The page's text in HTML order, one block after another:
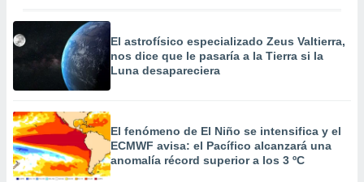
El astrofísico especializado Zeus Valtierra,
nos dice que le pasaría a la Tierra si la
Luna desapareciera
El fenómeno de El Niño se intensifica y el
ECMWF avisa: el Pacífico alcanzará una
anomalía récord superior a los 3 ºC